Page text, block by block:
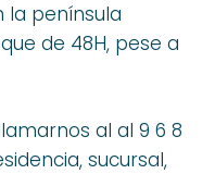
la península
de 48H, pese a
al al 9 6 8
sucursal,